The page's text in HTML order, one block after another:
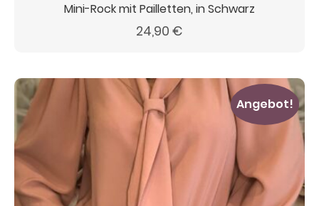
Mini-Rock mit Pailletten, in Schwarz
24,90 €
Angebot!